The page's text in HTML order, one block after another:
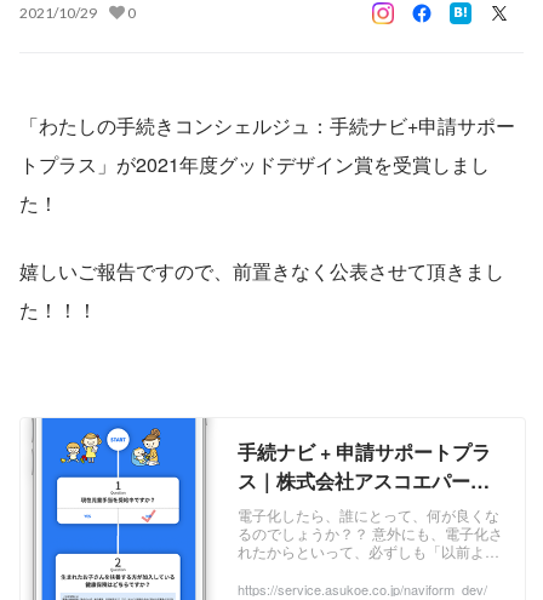
2021/10/29 0
「わたしの手続きコンシェルジュ：手続ナビ+申請サポー
トプラス」が2021年度グッドデザイン賞を受賞しまし
た！
嬉しいご報告ですので、前置きなく公表させて頂きまし
た！！！
手続ナビ + 申請サポートプラ
ス｜株式会社アスコエパート
ナーズ
電子化したら、誰にとって、何が良くな
るのでしょうか？？ 意外にも、電子化さ
れたからといって、必ずしも「以前より
きます。 行政手続きを電子化するための
https://service.asukoe.co.jp/naviform_dev/